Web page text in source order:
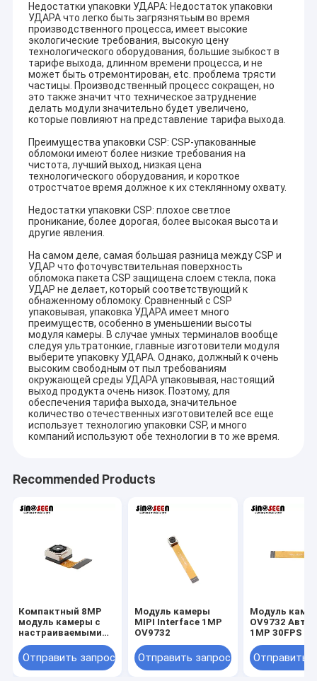
Продукция
Ролики
Недостатки упаковки УДАРА: Недостаток упаковки
УДАРА что легко быть загрязнятьым во время
производственного процесса, имеет высокие
экологические требования, высокую цену
технологического оборудования, большие зыбкост в
тарифе выхода, длинном времени процесса, и не
может быть отремонтирован, etc. проблема трясти
частицы. Производственный процесс сокращен, но
это также значит что техническое затруднение
делать модули значительно будет увеличено,
которые повлияют на представление тарифа выхода.
Преимущества упаковки CSP: CSP-упакованные
обломоки имеют более низкие требования на
чистота, лучший выход, низкая цена
технологического оборудования, и короткое
отростчатое время должное к их стеклянному охвату.
Недостатки упаковки CSP: плохое светлое
проникание, более дорогая, более высокая высота и
другие явления.
На самом деле, самая большая разница между CSP и
УДАР что фоточувствительная поверхность
обломока пакета CSP защищена слоем стекла, пока
УДАР не делает, который соответствующий к
обнаженному обломоку. Сравненный с CSP
упаковывая, упаковка УДАРА имеет много
преимуществ, особенно в уменьшении высоты
модуля камеры. В случае умных терминалов вообще
следуя ультратонкие, главные изготовители модуля
выберите упаковку УДАРА. Однако, должный к очень
высоким свободным от пыл требованиям
окружающей среды УДАРА упаковывая, настоящий
выход продукта очень низок. Поэтому, для
обеспечения тарифа выхода, значительное
количество отечественных изготовителей все еще
использует технологию упаковки CSP, и много
компаний используют обе технологии в то же время.
Recommended Products
Компактный 8MP
модуль камеры с
настраиваемыми
размерами для
высокого
разрешения
Отправить запрос
Модуль камеры
MIPI Interface 1MP
OV9732
Отправить запрос
Модуль
OV9732
1MP 30FPS
Отправить
CO. технологии Шэньчжэня Sinoseen, Ltd было установлено в
марте 2009. На излишек десятилетия, Sinoseen было
предназначено к обеспечивать клиентов с различным
OEM/ODM подгоняло решения обработки изображений
CMOS от дизайна и развития, производства, к после-